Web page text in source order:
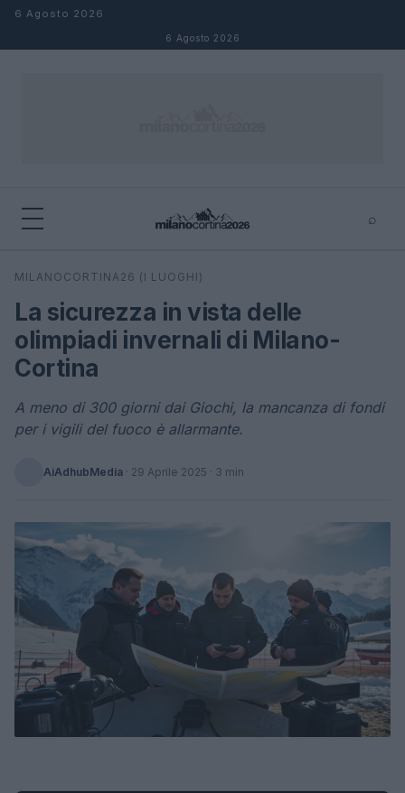
Salta al contenuto
6 Agosto 2026
6 Agosto 2026
⌕
Cerca
MILANOCORTINA26 (I LUOGHI)
La sicurezza in vista delle
olimpiadi invernali di Milano-
Cortina
A meno di 300 giorni dai Giochi, la mancanza di fondi
per i vigili del fuoco è allarmante.
AiAdhubMedia · 29 Aprile 2025 · 3 min